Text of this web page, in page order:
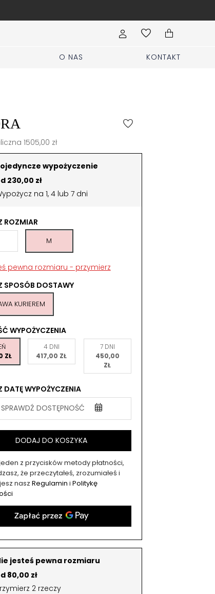
O NAS KONTAKT
1505,00 zł
wypożyczenie
230,00 zł
na 1, 4 lub 7 dni
ROZMIAR
M
pewna rozmiaru - przymierz
SPOSÓB DOSTAWY
KURIEREM
WYPOŻYCZENIA
ZŁ
4 DNI
417,00 ZŁ
7 DNI
450,00
ZŁ
DATĘ WYPOŻYCZENIA
SPRAWDŹ DOSTĘPNOŚĆ
DODAJ DO KOSZYKA
z przycisków metody płatności,
że przeczytałeś, zrozumiałeś i
nasz Regulamin i Politykę
jesteś pewna rozmiaru
80,00 zł
2 rzeczy